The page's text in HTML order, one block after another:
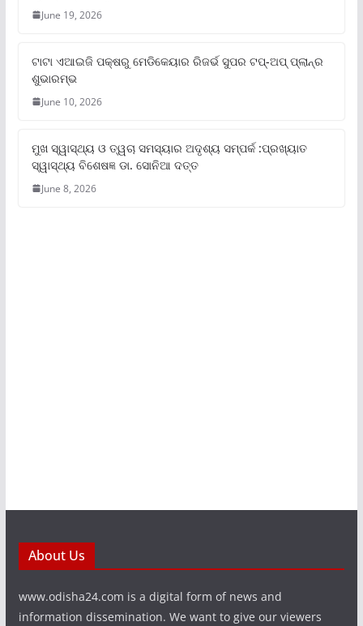
June 19, 2026
ଟାଟା ଏଆଇଜି ପକ୍ଷରୁ ମେଡିକେୟାର ରିଜର୍ଭ ସୁପର ଟପ୍‌-ଅପ୍ ପ୍ଲାନ୍‌ର
ଶୁଭାରମ୍ଭ
June 10, 2026
ମୁଖ ସ୍ୱାସ୍ଥ୍ୟ ଓ ତ୍ୱଚା ସମସ୍ୟାର ଅଦୃଶ୍ୟ ସମ୍ପର୍କ :ପ୍ରଖ୍ୟାତ
ସ୍ୱାସ୍ଥ୍ୟ ବିଶେଷଜ୍ଞ ଡା. ସୋନିଆ ଦତ୍ତ
June 8, 2026
About Us
www.odisha24.com is a digital form of news and
information dissemination. We want to give our viewers